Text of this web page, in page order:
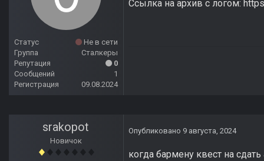
Статус
Не в сети
Группа
Сталкеры
Репутация
0
Сообщений
1
Регистрация
09.08.2024
Ссылка на архив с логом:
srakopot
Новичок
Опубликовано 9 августа, 2024
когда бармену квест на